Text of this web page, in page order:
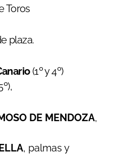
Toros
plaza.
(1º y 4º)
DE MENDOZA,
, palmas y